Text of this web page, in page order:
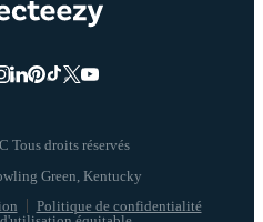
Tous droits réservés
Politique de confidentialité